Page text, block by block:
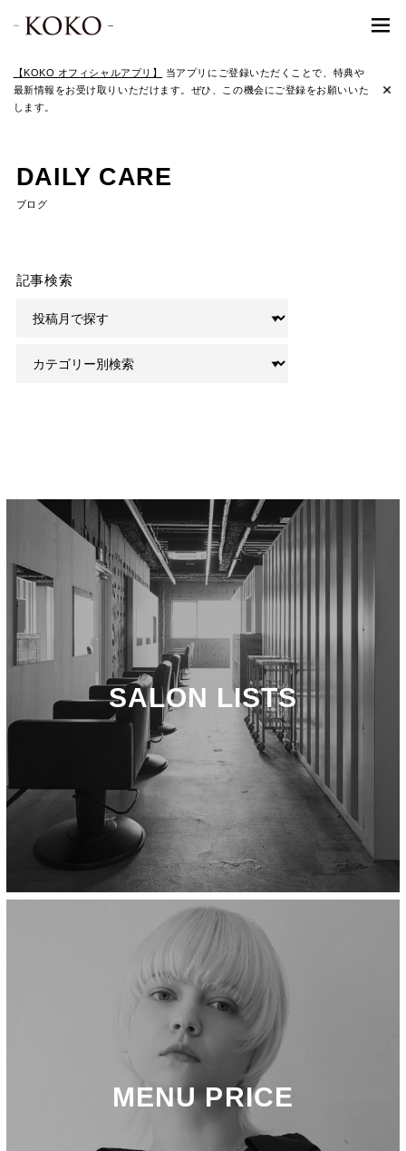
【KOKO オフィシャルアプリ】
当アプリにご登録いただくことで、特典や
最新情報をお受け取りいただけます。ぜひ、この機会にご登録をお願いいた
します。
DAILY CARE
ブログ
記事検索
SALON LISTS
MENU PRICE